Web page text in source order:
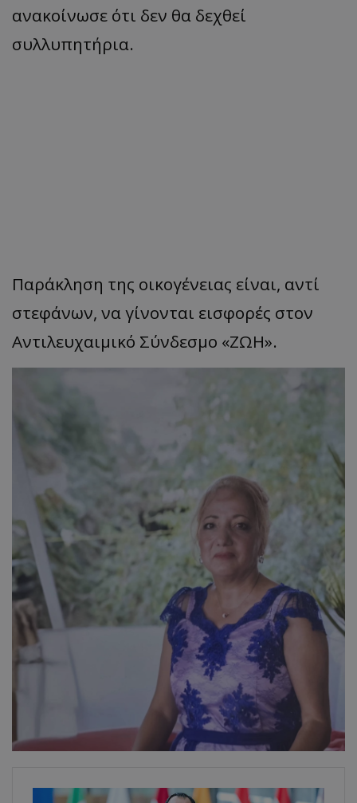
ανακοίνωσε ότι δεν θα δεχθεί
συλλυπητήρια.
Παράκληση της οικογένειας είναι, αντί
στεφάνων, να γίνονται εισφορές στον
Αντιλευχαιμικό Σύνδεσμο «ΖΩΗ».